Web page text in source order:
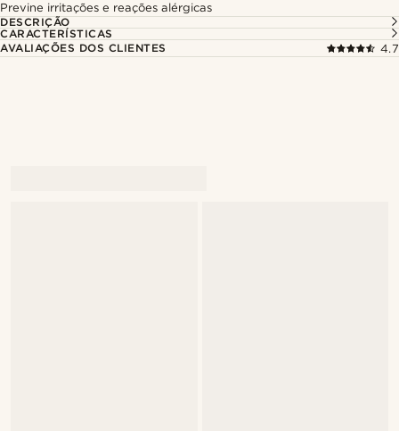
Previne irritações e reações alérgicas
DESCRIÇÃO
CARACTERÍSTICAS
AVALIAÇÕES DOS CLIENTES
4.7